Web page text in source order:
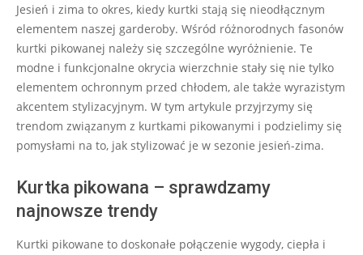
21
Jesień i zima to okres, kiedy kurtki stają się nieodłącznym
elementem naszej garderoby. Wśród różnorodnych fasonów
kurtki pikowanej należy się szczególne wyróżnienie. Te
modne i funkcjonalne okrycia wierzchnie stały się nie tylko
elementem ochronnym przed chłodem, ale także wyrazistym
akcentem stylizacyjnym. W tym artykule przyjrzymy się
trendom związanym z kurtkami pikowanymi i podzielimy się
pomysłami na to, jak stylizować je w sezonie jesień-zima.
Kurtka pikowana – sprawdzamy
najnowsze trendy
Kurtki pikowane to doskonałe połączenie wygody, ciepła i